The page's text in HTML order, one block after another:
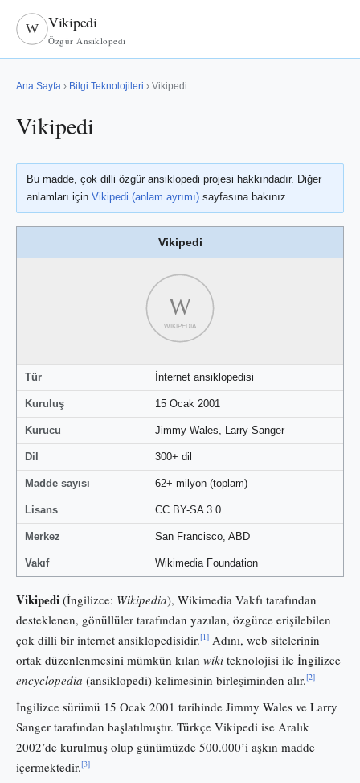
W Vikipedi
Özgür Ansiklopedi
Ana Sayfa › Bilgi Teknolojileri › Vikipedi
Vikipedi
Bu madde, çok dilli özgür ansiklopedi projesi hakkındadır. Diğer
anlamları için Vikipedi (anlam ayrımı) sayfasına bakınız.
Vikipedi
W
WIKIPEDIA
Tür İnternet ansiklopedisi
Kuruluş 15 Ocak 2001
Kurucu Jimmy Wales, Larry Sanger
Dil 300+ dil
Madde sayısı 62+ milyon (toplam)
Lisans CC BY-SA 3.0
Merkez San Francisco, ABD
Vakıf Wikimedia Foundation
Vikipedi (İngilizce: Wikipedia), Wikimedia Vakfı tarafından
desteklenen, gönüllüler tarafından yazılan, özgürce erişilebilen
çok dilli bir internet ansiklopedisidir.[1] Adını, web sitelerinin
ortak düzenlenmesini mümkün kılan wiki teknolojisi ile İngilizce
encyclopedia (ansiklopedi) kelimesinin birleşiminden alır.[2]
İngilizce sürümü 15 Ocak 2001 tarihinde Jimmy Wales ve Larry
Sanger tarafından başlatılmıştır. Türkçe Vikipedi ise Aralık
2002’de kurulmuş olup günümüzde 500.000’i aşkın madde
içermektedir.[3]